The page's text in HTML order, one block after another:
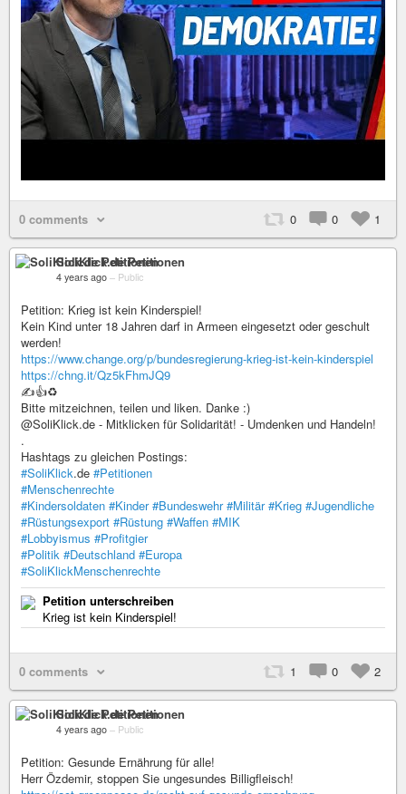
0 comments 0 0 1
SoliKlick.de Petitionen
4 years ago – Public
Petition: Krieg ist kein Kinderspiel!
Kein Kind unter 18 Jahren darf in Armeen eingesetzt oder geschult
werden!
https://www.change.org/p/bundesregierung-krieg-ist-kein-kinderspiel
https://chng.it/Qz5kFhmJQ9
✍️👍♻️
Bitte mitzeichnen, teilen und liken. Danke :)
@SoliKlick.de - Mitklicken für Solidarität! - Umdenken und Handeln!
.
Hashtags zu gleichen Postings:
#SoliKlick.de #Petitionen
#Menschenrechte
#Kindersoldaten #Kinder #Bundeswehr #Militär #Krieg #Jugendliche
#Rüstungsexport #Rüstung #Waffen #MIK
#Lobbyismus #Profitgier
#Politik #Deutschland #Europa
#SoliKlickMenschenrechte
Petition unterschreiben
Krieg ist kein Kinderspiel!
0 comments 1 0 2
SoliKlick.de Petitionen
4 years ago – Public
Petition: Gesunde Ernährung für alle!
Herr Özdemir, stoppen Sie ungesundes Billigfleisch!